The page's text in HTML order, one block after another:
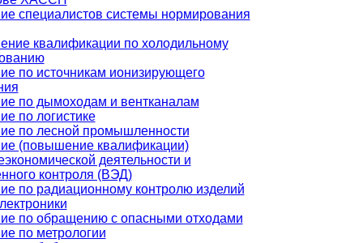
специалистов системы нормирования
квалификации по холодильному
по источникам ионизирующего
по дымоходам и вентканалам
по логистике
по лесной промышленности
(повышение квалификации)
деятельности и
контроля (ВЭД)
по радиационному контролю изделий
по обращению с опасными отходами
по метрологии